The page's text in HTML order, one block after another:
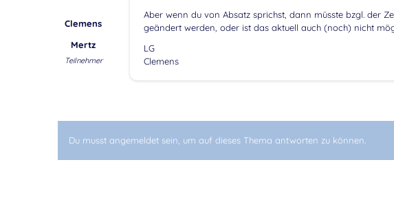
Clemens
Mertz
Teilnehmer
Aber wenn du von Absatz sprichst, dann müsste bzgl. der
geändert werden, oder ist das aktuell auch (noch) nicht
LG
Clemens
Du musst angemeldet sein, um auf dieses Thema antworten zu können.